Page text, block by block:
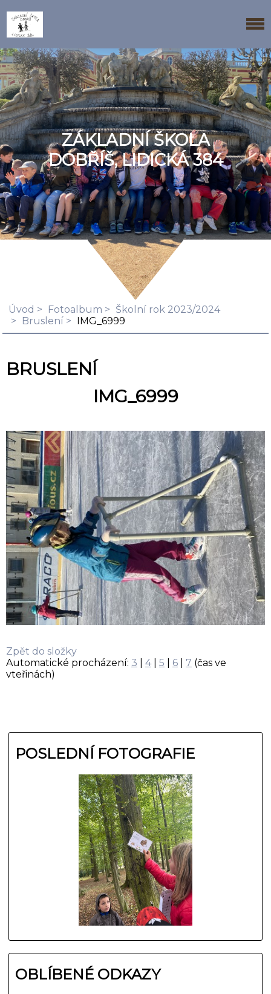
ZÁKLADNÍ ŠKOLA
DOBŘÍŠ, LIDICKÁ 384
Úvod Fotoalbum
Školní rok 2023/2024
Bruslení
IMG_6999
BRUSLENÍ
IMG_6999
Zpět do složky
Automatické procházení: 3 4| 5 6 7 (čas ve
vteřinách)
POSLEDNÍ FOTOGRAFIE
OBLÍBENÉ ODKAZY